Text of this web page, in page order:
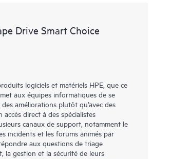
Drive Smart Choice
logiciels et matériels HPE, que ce
aux équipes informatiques de se
améliorations plutôt qu’avec des
direct à des spécialistes
canaux de support, notamment le
incidents et les forums animés par
aux questions de triage
la gestion et la sécurité de leurs